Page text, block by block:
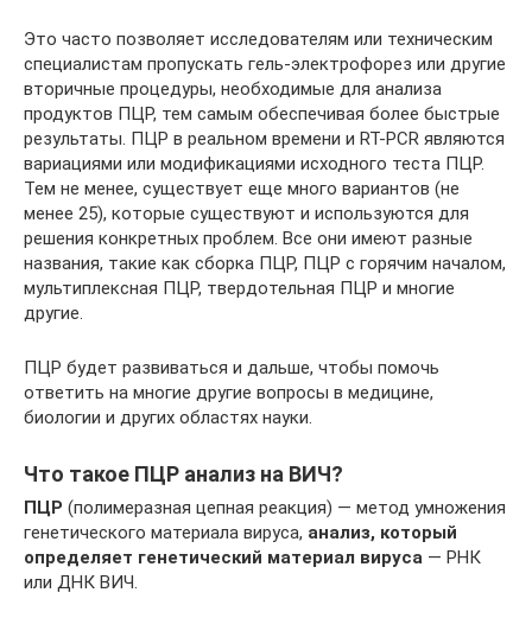
Это часто позволяет исследователям или техническим
специалистам пропускать гель-электрофорез или другие
вторичные процедуры, необходимые для анализа
продуктов ПЦР, тем самым обеспечивая более быстрые
результаты. ПЦР в реальном времени и RT-PCR являются
вариациями или модификациями исходного теста ПЦР.
Тем не менее, существует еще много вариантов (не
менее 25), которые существуют и используются для
решения конкретных проблем. Все они имеют разные
названия, такие как сборка ПЦР, ПЦР с горячим началом,
мультиплексная ПЦР, твердотельная ПЦР и многие
другие.
ПЦР будет развиваться и дальше, чтобы помочь
ответить на многие другие вопросы в медицине,
биологии и других областях науки.
Что такое ПЦР анализ на ВИЧ?
ПЦР (полимеразная цепная реакция) — метод умножения
генетического материала вируса, анализ, который
определяет генетический материал вируса — РНК
или ДНК ВИЧ.